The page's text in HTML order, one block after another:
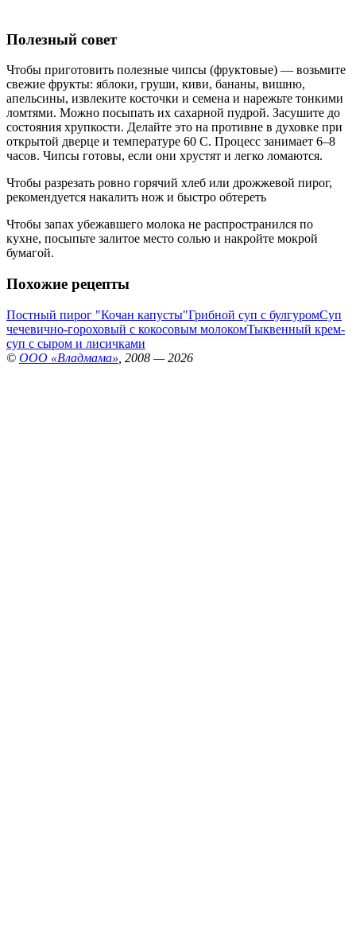
Полезный совет
Чтобы приготовить полезные чипсы (фруктовые) — возьмите
свежие фрукты: яблоки, груши, киви, бананы, вишню,
апельсины, извлеките косточки и семена и нарежьте тонкими
ломтями. Можно посыпать их сахарной пудрой. Засушите до
состояния хрупкости. Делайте это на противне в духовке при
открытой дверце и температуре 60 С. Процесс занимает 6–8
часов. Чипсы готовы, если они хрустят и легко ломаются.
Чтобы разрезать ровно горячий хлеб или дрожжевой пирог,
рекомендуется накалить нож и быстро обтереть
Чтобы запах убежавшего молока не распространился по
кухне, посыпьте залитое место солью и накройте мокрой
бумагой.
Похожие рецепты
Постный пирог "Кочан капусты"Грибной суп с булгуромСуп
чечевично-гороховый с кокосовым молокомТыквенный крем-
суп с сыром и лисичками
© ООО «Владмама» , 2008 — 2026